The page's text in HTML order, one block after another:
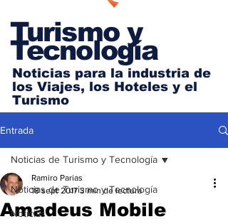
Turismo y
Tecnología
Noticias para la industria de
los Viajes, los Hoteles y el
Turismo
Entrada
Noticias de Turismo y Tecnología
Noticias
Noticias de Turismo y Tecnología
Amadeus Mobile
Ramiro Parias
18 sept 2017 3 min de lectura